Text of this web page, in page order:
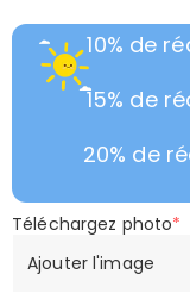
10% de
15% de
20% de
Téléchargez photo*
Ajouter l'image